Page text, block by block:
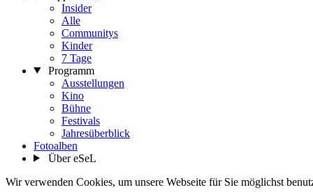
Insider
Alle
Communitys
Kinder
7 Tage
Programm
Ausstellungen
Kino
Bühne
Festivals
Jahresüberblick
Fotoalben
Über eSeL
Wir verwenden Cookies, um unsere Webseite für Sie möglichst